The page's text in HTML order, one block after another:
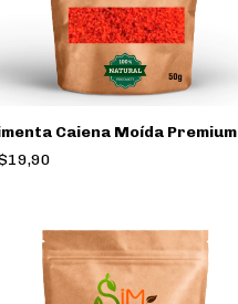
Caiena Moída Premium